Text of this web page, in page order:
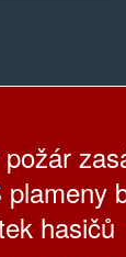
hasičů